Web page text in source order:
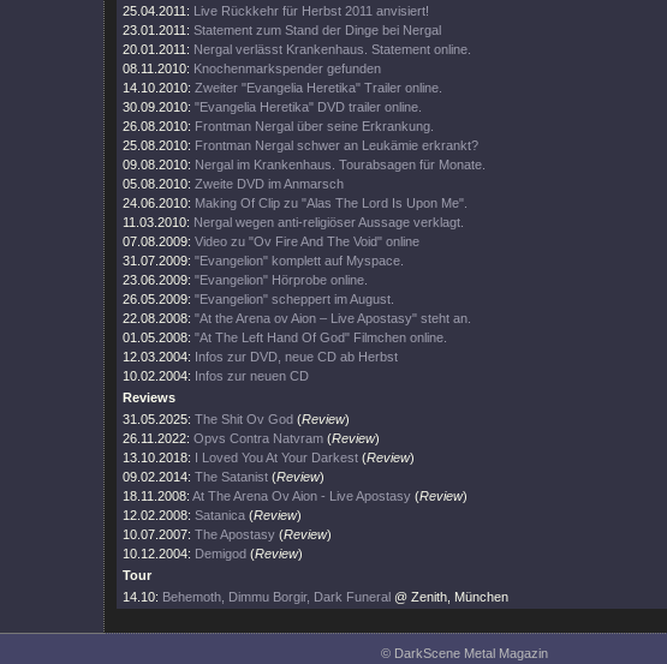
25.04.2011: Live Rückkehr für Herbst 2011 anvisiert!
23.01.2011: Statement zum Stand der Dinge bei Nergal
20.01.2011: Nergal verlässt Krankenhaus. Statement online.
08.11.2010: Knochenmarkspender gefunden
14.10.2010: Zweiter "Evangelia Heretika" Trailer online.
30.09.2010: "Evangelia Heretika" DVD trailer online.
26.08.2010: Frontman Nergal über seine Erkrankung.
25.08.2010: Frontman Nergal schwer an Leukämie erkrankt?
09.08.2010: Nergal im Krankenhaus. Tourabsagen für Monate.
05.08.2010: Zweite DVD im Anmarsch
24.06.2010: Making Of Clip zu "Alas The Lord Is Upon Me".
11.03.2010: Nergal wegen anti-religiöser Aussage verklagt.
07.08.2009: Video zu "Ov Fire And The Void" online
31.07.2009: "Evangelion" komplett auf Myspace.
23.06.2009: "Evangelion" Hörprobe online.
26.05.2009: "Evangelion" scheppert im August.
22.08.2008: "At the Arena ov Aion – Live Apostasy" steht an.
01.05.2008: "At The Left Hand Of God" Filmchen online.
12.03.2004: Infos zur DVD, neue CD ab Herbst
10.02.2004: Infos zur neuen CD
Reviews
31.05.2025: The Shit Ov God (Review)
26.11.2022: Opvs Contra Natvram (Review)
13.10.2018: I Loved You At Your Darkest (Review)
09.02.2014: The Satanist (Review)
18.11.2008: At The Arena Ov Aion - Live Apostasy (Review)
12.02.2008: Satanica (Review)
10.07.2007: The Apostasy (Review)
10.12.2004: Demigod (Review)
Tour
14.10: Behemoth, Dimmu Borgir, Dark Funeral @ Zenith, München
© DarkScene Metal Magazin